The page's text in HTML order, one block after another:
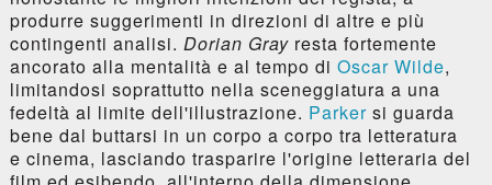
produrre suggerimenti in direzioni di altre e più
contingenti analisi. Dorian Grayresta fortemente
ancorato alla mentalità e al tempo di Oscar Wilde,
limitandosi soprattutto nella sceneggiatura a una
fedeltà al limite dell'illustrazione. Parkersi guarda
bene dal buttarsi in un corpo a corpo tra letteratura
e cinema, lasciando trasparire l'origine letteraria del